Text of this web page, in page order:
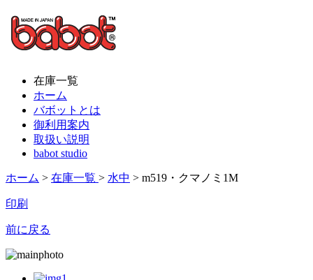
在庫一覧
ホーム
バボットとは
御利用案内
取扱い説明
babot studio
ホーム > 在庫一覧 > 水中 > m519・クマノミ1M
印刷
前に戻る